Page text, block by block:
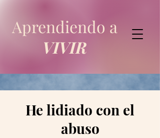
Aprendiendo a
VIVIR
He lidiado con el
abuso